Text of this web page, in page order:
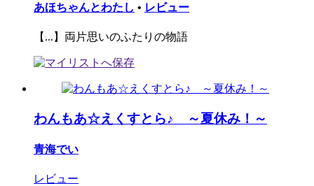
あほちゃんとわたし • レビュー
【...】両片思いのふたりの物語
わんもあ☆えくすとら♪ ～夏休み！～
青海でい
レビュー